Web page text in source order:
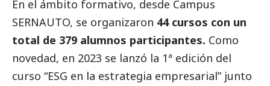
En el ámbito formativo, desde Campus
SERNAUTO, se organizaron 44 cursos con un
total de 379 alumnos participantes. Como
novedad, en 2023 se lanzó la 1ª edición del
curso “ESG en la estrategia empresarial” junto